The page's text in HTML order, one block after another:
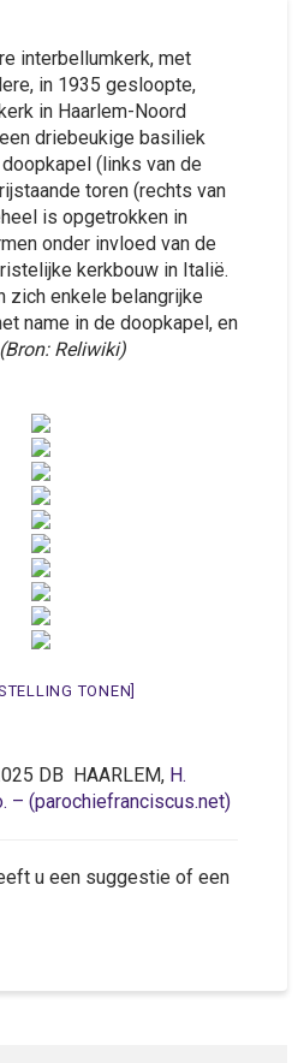
interbellumkerk, met
in 1935 gesloopte,
in Haarlem-Noord
driebeukige basiliek
(links van de
toren (rechts van
is opgetrokken in
onder invloed van de
kerkbouw in Italië.
zich enkele belangrijke
name in de doopkapel, en
(Bron: Reliwiki)
TONEN]
DB HAARLEM, H.
– (parochiefranciscus.net)
u een suggestie of een